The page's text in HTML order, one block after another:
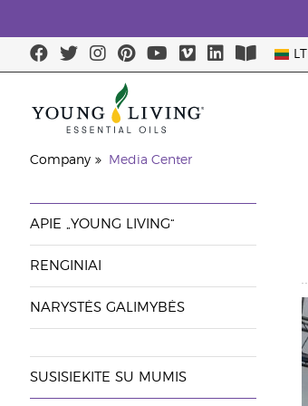
LT
Company Media Center
APIE „YOUNG LIVING“
RENGINIAI
NARYSTĖS GALIMYBĖS
SUSISIEKITE SU MUMIS